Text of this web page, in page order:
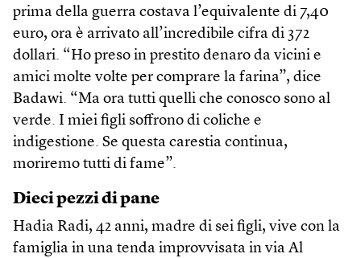
prima della guerra costava l’equivalente di 7,40
euro, ora è arrivato all’incredibile cifra di 372
dollari. “Ho preso in prestito denaro da vicini e
amici molte volte per comprare la farina”, dice
Badawi. “Ma ora tutti quelli che conosco sono al
verde. I miei figli soffrono di coliche e
indigestione. Se questa carestia continua,
moriremo tutti di fame”.
Dieci pezzi di pane
Hadia Radi, 42 anni, madre di sei figli, vive con la
famiglia in una tenda improvvisata in via Al